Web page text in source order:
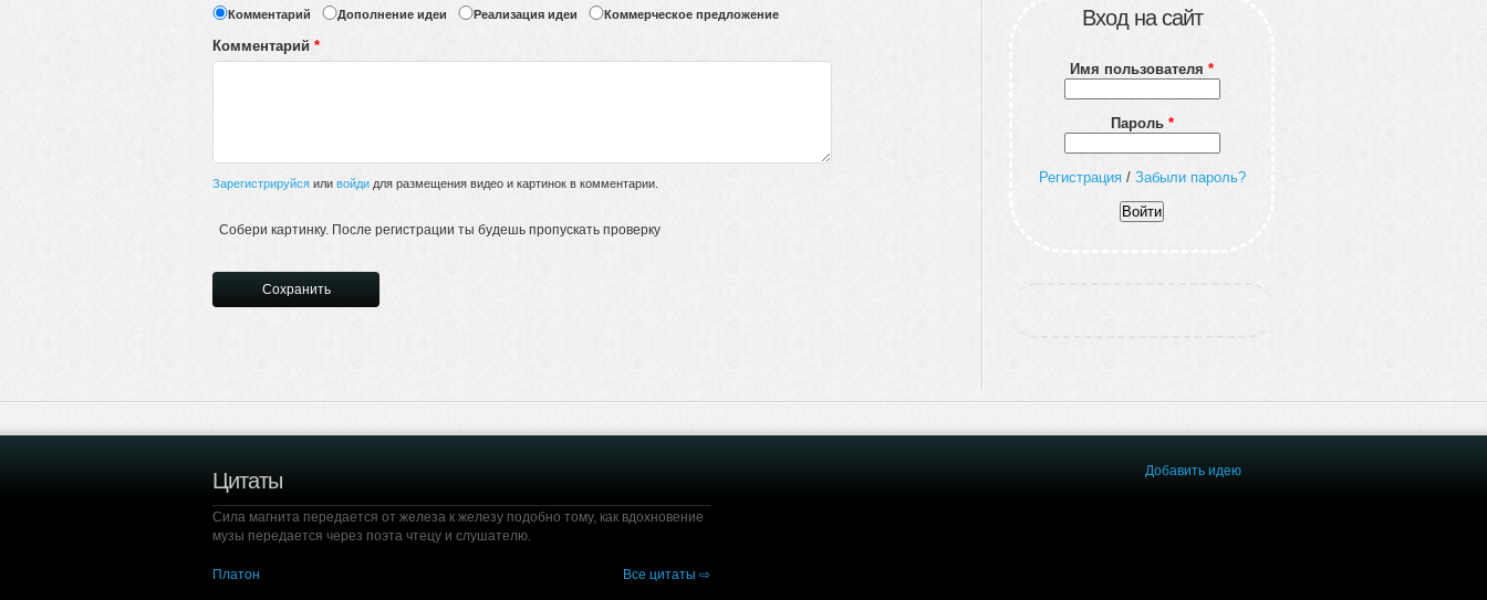
Комментарий Дополнение идеи Реализация идеи Коммерческое предложение
Комментарий *
Зарегистрируйся или войди для размещения видео и картинок в комментарии.
Собери картинку. После регистрации ты будешь пропускать проверку
Вход на сайт
Имя пользователя *
Пароль *
Регистрация/ Забыли пароль?
Цитаты
Сила магнита передается от железа к железу подобно тому, как вдохновение
музы передается через поэта чтецу и слушателю.
Платон Все цитаты ⇨
Добавить идею